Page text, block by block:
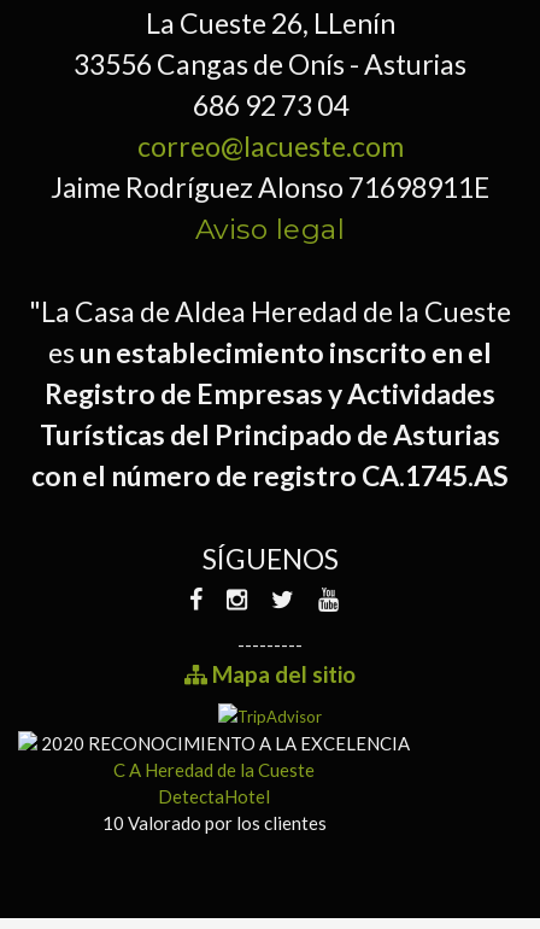
La Cueste 26, LLenín
33556 Cangas de Onís - Asturias
686 92 73 04
correo@lacueste.com
Jaime Rodríguez Alonso 71698911E
Aviso legal
"La Casa de Aldea Heredad de la Cueste
es un establecimiento inscrito en el
Registro de Empresas y Actividades
Turísticas del Principado de Asturias
con el número de registro CA.1745.AS
SÍGUENOS
---------
Mapa del sitio
2020 RECONOCIMIENTO A LA EXCELENCIA
C A Heredad de la Cueste
DetectaHotel
10 Valorado por los clientes